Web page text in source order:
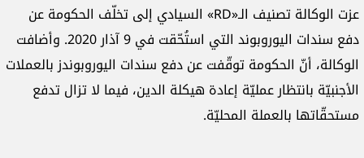
عزت الوكالة تصنيف الـ«RD» السيادي إلى تخلّف الحكومة عن
دفع سندات اليوروبوند التي استُحّقت في 9 آذار 2020. وأضافت
الوكالة، أنّ الحكومة توقّفت عن دفع سندات اليوروبوندز بالعملات
الأجنبيّة بانتظار عمليّة إعادة هيكلة الدين، فيما لا تزال تدفع
مستحقّاتها بالعملة المحليّة.